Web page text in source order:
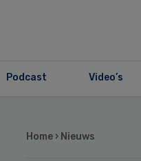
Podcast Video’s
Home › Nieuws